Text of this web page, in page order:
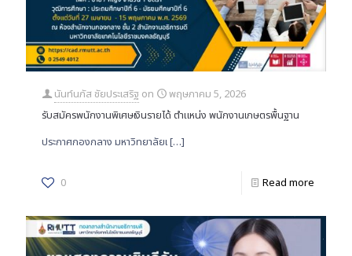
นันท์นภัส ชัยประเสริฐ on
พฤษภาคม 5, 2026
รับสมัครพนักงานพิเศษเงินรายได้ ตำแหน่ง พนักงานเกษตรพื้นฐาน
ประกาศกองกลาง มหาวิทยาลัยเ[…]
0 Read more